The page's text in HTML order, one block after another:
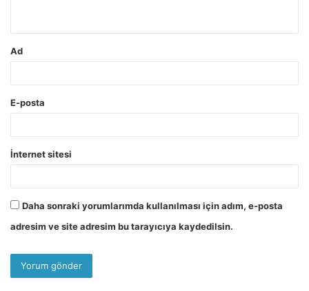
Ad
E-posta
İnternet sitesi
Daha sonraki yorumlarımda kullanılması için adım, e-posta
adresim ve site adresim bu tarayıcıya kaydedilsin.